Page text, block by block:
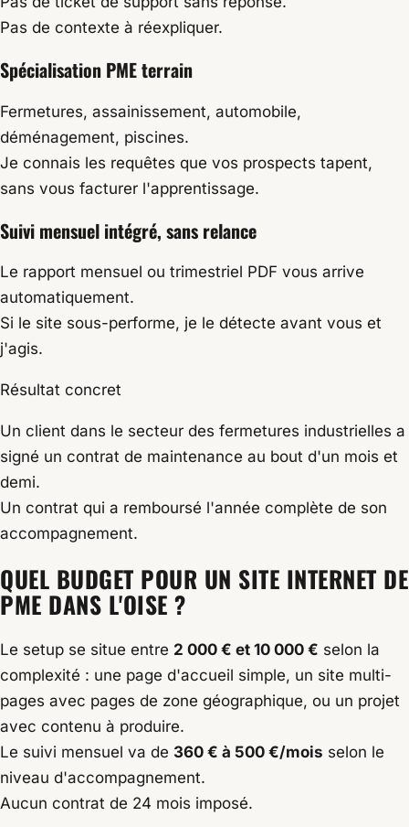
Pas de contexte à réexpliquer.
Spécialisation PME terrain
Fermetures, assainissement, automobile,
déménagement, piscines.
Je connais les requêtes que vos prospects tapent,
sans vous facturer l'apprentissage.
Suivi mensuel intégré, sans relance
Le rapport mensuel ou trimestriel PDF vous arrive
automatiquement.
Si le site sous-performe, je le détecte avant vous et
j'agis.
Résultat concret
Un client dans le secteur des fermetures industrielles a
signé un contrat de maintenance au bout d'un mois et
demi.
Un contrat qui a remboursé l'année complète de son
accompagnement.
QUEL BUDGET POUR UN SITE INTERNET DE
PME DANS L'OISE ?
Le setup se situe entre 2 000 € et 10 000 € selon la
complexité : une page d'accueil simple, un site multi-
pages avec pages de zone géographique, ou un projet
avec contenu à produire.
Le suivi mensuel va de 360 € à 500 €/mois selon le
niveau d'accompagnement.
Aucun contrat de 24 mois imposé.